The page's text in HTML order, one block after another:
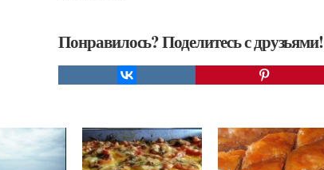
Понравилось? Поделитесь с друзьями!